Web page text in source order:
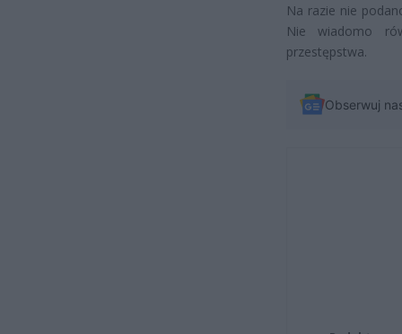
Na razie nie
Nie wiadomo
przestępstwa.
Obserwuj